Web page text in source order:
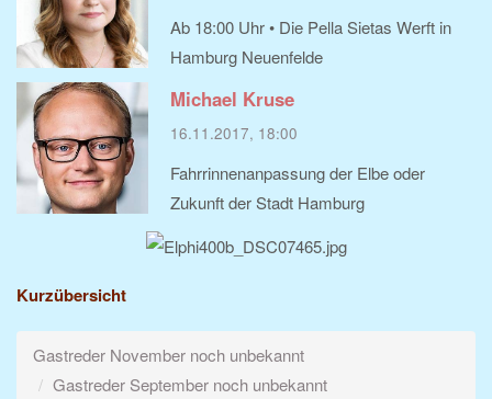
Ab 18:00 Uhr • Die Pella Sietas Werft in
Hamburg Neuenfelde
Michael Kruse
16.11.2017, 18:00
Fahrrinnenanpassung der Elbe oder
Zukunft der Stadt Hamburg
Kurzübersicht
Gastreder November noch unbekannt
Gastreder September noch unbekannt